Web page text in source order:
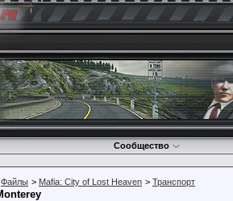
Сообщество
Файлы > Mafia: City of Lost Heaven > Транспорт